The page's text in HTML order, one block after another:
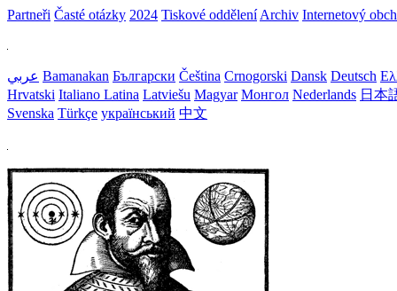
Partneři Časté otázky 2024 Tiskové oddělení Archiv Internetový
عربي Bamanakan Български Čeština Crnogorski Dansk Deutsch
Hrvatski Italiano Latina Latviešu Magyar Монгол Nederlands 日本
Svenska Türkçe український 中文